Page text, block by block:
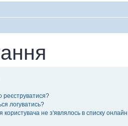
реєструватися?
логуватись?
не з'являлось в списку онлайн